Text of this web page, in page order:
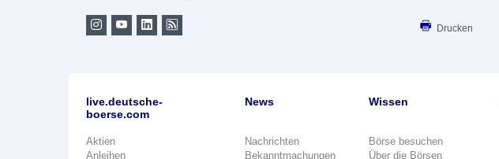
Drucken
live.deutsche-
boerse.com
Aktien
Anleihen
News
Nachrichten
Bekanntmachungen
Wissen
Börse besuchen
Über die Börsen